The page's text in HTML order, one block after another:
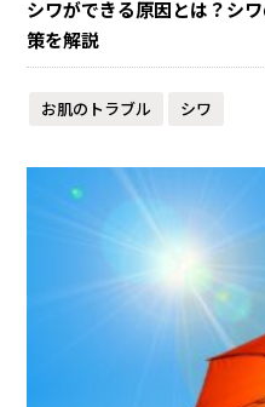
シワができる原因とは？シ
策を解説
お肌のトラブル シワ